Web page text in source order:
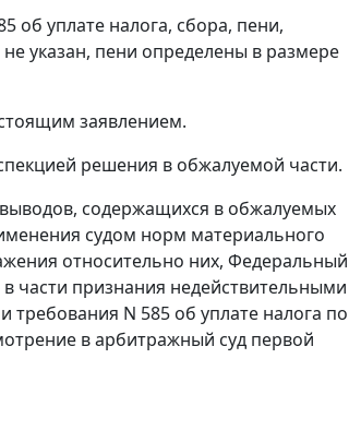
об уплате налога, сбора, пени,
указан, пени определены в размере
заявлением.
решения в обжалуемой части.
содержащихся в обжалуемых
судом норм материального
относительно них, Федеральный
части признания недействительными
требования N 585 об уплате налога по
в арбитражный суд первой